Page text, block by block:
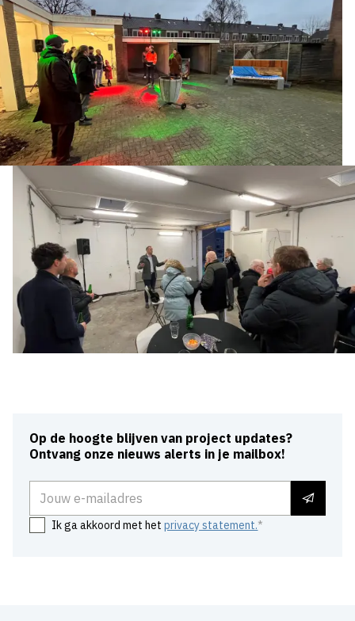
Op de hoogte blijven van project updates?
Ontvang onze nieuws alerts in je mailbox!
Ik ga akkoord met hetprivacy statement.